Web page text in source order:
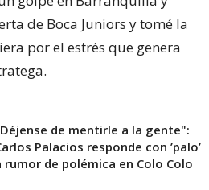
de Boca Juniors y tomé la
por el estrés que genera
de mentirle a la gente":
Palacios responde con ’palo’
rumor de polémica en Colo Colo